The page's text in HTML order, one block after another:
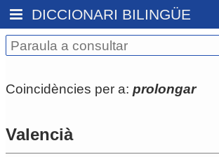
DICCIONARI BILINGÜE
Coincidències per a: prolongar
Valencià